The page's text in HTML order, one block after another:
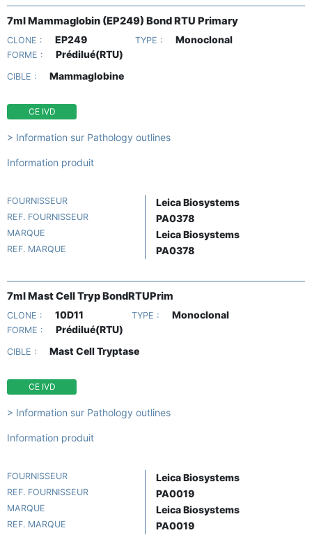
7ml Mammaglobin (EP249) Bond RTU Primary
CLONE : EP249 TYPE : Monoclonal
FORME : Prédilué(RTU)
CIBLE : Mammaglobine
CE IVD
> Information sur Pathology outlines
Information produit
FOURNISSEUR Leica Biosystems
REF. FOURNISSEUR PA0378
MARQUE Leica Biosystems
REF. MARQUE PA0378
7ml Mast Cell Tryp BondRTUPrim
CLONE : 10D11 TYPE : Monoclonal
FORME : Prédilué(RTU)
CIBLE : Mast Cell Tryptase
CE IVD
> Information sur Pathology outlines
Information produit
FOURNISSEUR Leica Biosystems
REF. FOURNISSEUR PA0019
MARQUE Leica Biosystems
REF. MARQUE PA0019